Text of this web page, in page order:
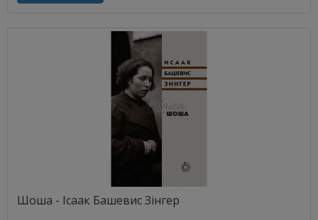
Шоша - Ісаак Башевис Зінгер